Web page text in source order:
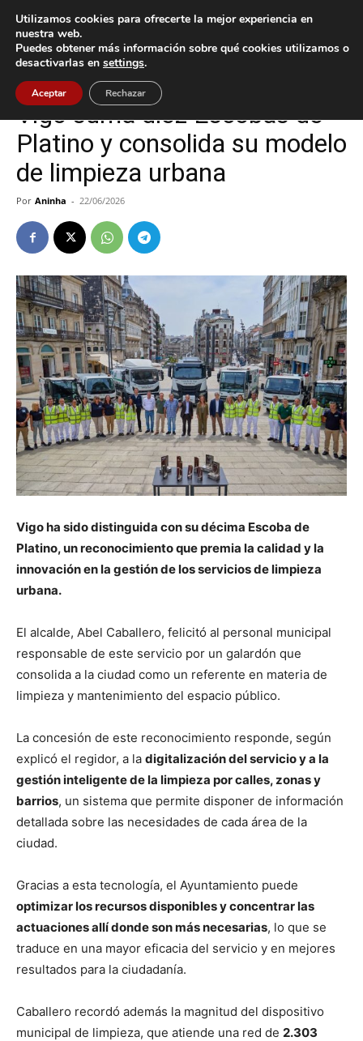
Inicio Tecnología
Tecnología Vigo
Vigo suma diez Escobas de
Platino y consolida su modelo
de limpieza urbana
Por Aninha - 22/06/2026
Vigo ha sido distinguida con su décima Escoba de
Platino, un reconocimiento que premia la calidad y la
innovación en la gestión de los servicios de limpieza
urbana.
El alcalde, Abel Caballero, felicitó al personal municipal
responsable de este servicio por un galardón que
consolida a la ciudad como un referente en materia de
limpieza y mantenimiento del espacio público.
La concesión de este reconocimiento responde, según
explicó el regidor, a la digitalización del servicio y a la
gestión inteligente de la limpieza por calles, zonas y
barrios, un sistema que permite disponer de información
detallada sobre las necesidades de cada área de la
ciudad.
Gracias a esta tecnología, el Ayuntamiento puede
optimizar los recursos disponibles y concentrar las
actuaciones allí donde son más necesarias, lo que se
traduce en una mayor eficacia del servicio y en mejores
resultados para la ciudadanía.
Caballero recordó además la magnitud del dispositivo
municipal de limpieza, que atiende una red de 2.303
Utilizamos cookies para ofrecerte la mejor experiencia en
nuestra web.
Puedes obtener más información sobre qué cookies utilizamos o
desactivarlas en settings.
Aceptar Rechazar